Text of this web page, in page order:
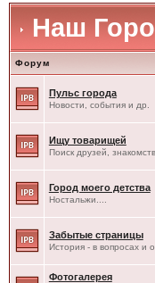
Наш
Форум
Пульс города
Новости, события и др.
Ищу товарищей
Поиск друзей,
Город моего детства
Ностальжи....
Забытые страницы
История - в вопросах и
Фотогалерея